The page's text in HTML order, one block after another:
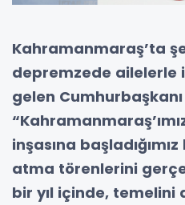
Kahramanmaraş’ta
depremzede
gelen
inşasına
atma törenlerini
bir yıl içinde, temelini